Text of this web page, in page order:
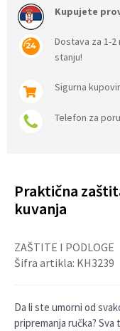
Kupujete
Dostava za 1-
stanju!
Sigurna
Telefon za
Praktična
kuvanja
ZAŠTITE I PODLOGE
Šifra artikla: KH3239
Da li ste umorni od
pripremanja ručka? Sva